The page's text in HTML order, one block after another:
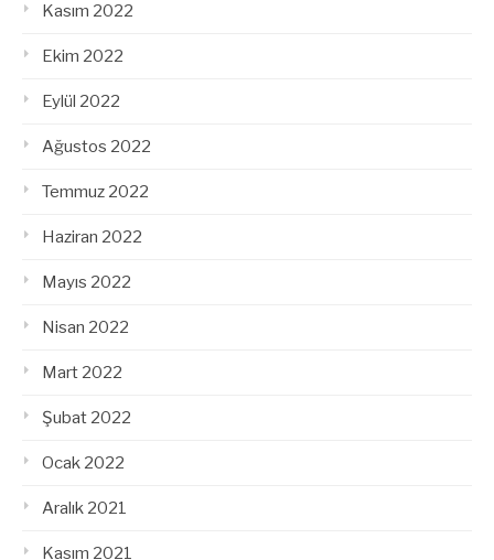
Kasım 2022
Ekim 2022
Eylül 2022
Ağustos 2022
Temmuz 2022
Haziran 2022
Mayıs 2022
Nisan 2022
Mart 2022
Şubat 2022
Ocak 2022
Aralık 2021
Kasım 2021